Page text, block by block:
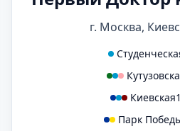
г. Москва,
Киевская
Парк